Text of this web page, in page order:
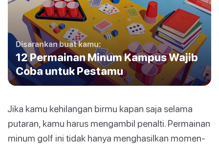
Disarankan buat kamu:
12 Permainan Minum Kampus Wajib
Coba untuk Pestamu
Jika kamu kehilangan birmu kapan saja selama
putaran, kamu harus mengambil penalti. Permainan
minum golf ini tidak hanya menghasilkan momen-